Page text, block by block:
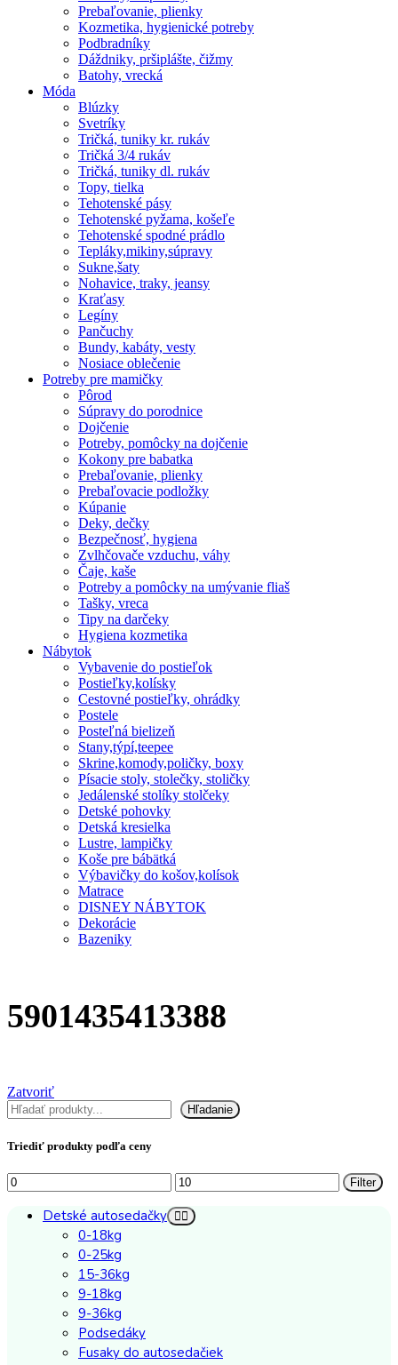
Prebaľovanie, plienky
Kozmetika, hygienické potreby
Podbradníky
Dáždniky, pršiplášte, čižmy
Batohy, vrecká
Móda
Blúzky
Svetríky
Tričká, tuniky kr. rukáv
Tričká 3/4 rukáv
Tričká, tuniky dl. rukáv
Topy, tielka
Tehotenské pásy
Tehotenské pyžama, košeľe
Tehotenské spodné prádlo
Tepláky,mikiny,súpravy
Sukne,šaty
Nohavice, traky, jeansy
Kraťasy
Legíny
Pančuchy
Bundy, kabáty, vesty
Nosiace oblečenie
Potreby pre mamičky
Pôrod
Súpravy do porodnice
Dojčenie
Potreby, pomôcky na dojčenie
Kokony pre babatka
Prebaľovanie, plienky
Prebaľovacie podložky
Kúpanie
Deky, dečky
Bezpečnosť, hygiena
Zvlhčovače vzduchu, váhy
Čaje, kaše
Potreby a pomôcky na umývanie fliaš
Tašky, vreca
Tipy na darčeky
Hygiena kozmetika
Nábytok
Vybavenie do postieľok
Postieľky,kolísky
Cestovné postieľky, ohrádky
Postele
Posteľná bielizeň
Stany,týpí,teepee
Skrine,komody,poličky, boxy
Písacie stoly, stolečky, stoličky
Jedálenské stolíky stolčeky
Detské pohovky
Detská kresielka
Lustre, lampičky
Koše pre bábätká
Výbavičky do košov,kolísok
Matrace
DISNEY NÁBYTOK
Dekorácie
Bazeniky
5901435413388
Zatvoriť
Hľadať
Hľadanie
Triediť produkty podľa ceny
Minimálna
cena
Maximálna
cena
Filter
Detské autosedačky
0-18kg
0-25kg
15-36kg
9-18kg
9-36kg
Podsedáky
Fusaky do autosedačiek